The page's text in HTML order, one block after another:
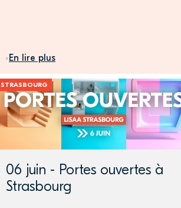
En lire plus
STRASBOURG
06 juin - Portes ouvertes à
Strasbourg